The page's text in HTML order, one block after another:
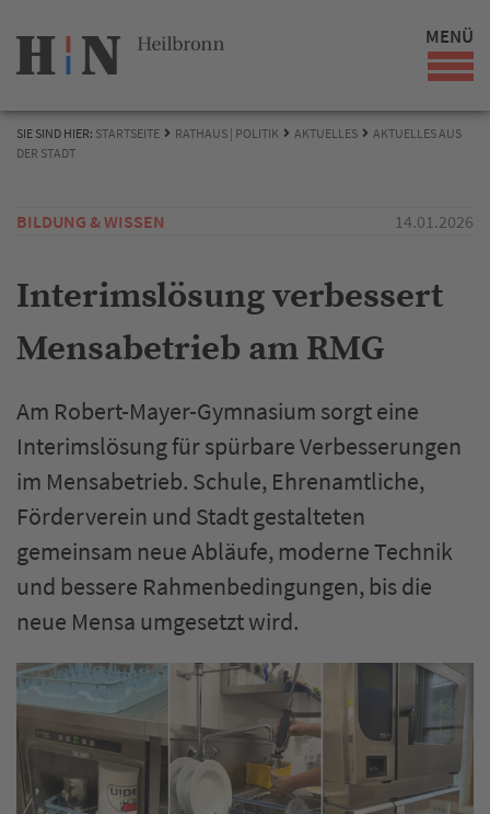
MENÜ
SIE SIND HIER: STARTSEITE RATHAUS | POLITIK AKTUELLES
AKTUELLES AUS
DER STADT
BILDUNG & WISSEN 14.01.2026
Interimslösung verbessert
Mensabetrieb am RMG
Am Robert-Mayer-Gymnasium sorgt eine
Interimslösung für spürbare Verbesserungen
im Mensabetrieb. Schule, Ehrenamtliche,
Förderverein und Stadt gestalteten
gemeinsam neue Abläufe, moderne Technik
und bessere Rahmenbedingungen, bis die
neue Mensa umgesetzt wird.